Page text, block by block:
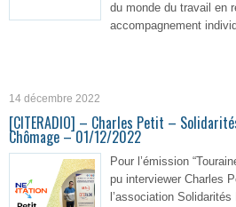
du monde du travail en
accompagnement
14 décembre 2022
[CITERADIO] – Charles Petit –
Chômage – 01/12/2022
Pour l’émission
pu interviewer Charles
l’association